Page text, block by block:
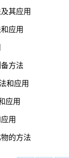
其应用
应用
方法
和应用
应用
用
的方法